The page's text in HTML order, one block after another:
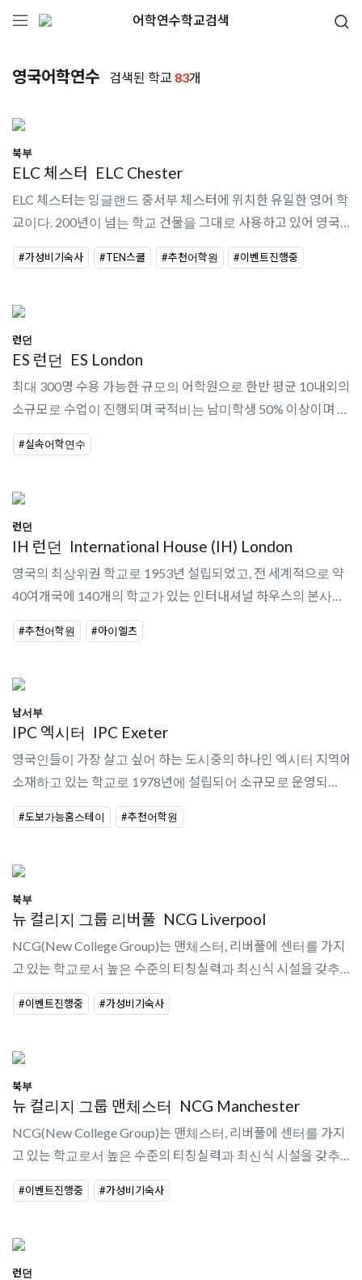
어학연수학교검색
영국어학연수 검색된 학교 83개
북부
ELC 체스터 ELC Chester
ELC 체스터는 잉글랜드 중서부 체스터에 위치한 유일한 영어 학
교이다. 200년이 넘는 학교 건물을 그대로 사용하고 있어 영국의
역사를 몸으로 느낄 수 있다. 1976년 학교가 설립되어 현재까지
영어 교육에 전념 해 ..
#가성비기숙사 #TEN스쿨 #추천어학원 #이벤트진행중
런던
ES 런던 ES London
최대 300명 수용 가능한 규모의 어학원으로 한반 평균 10내외의
소규모로 수업이 진행되며 국적비는 남미학생 50% 이상이며 아
시안 비율이 적은 특징이 있다.
#실속어학연수
런던
IH 런던 International House (IH) London
영국의 최상위권 학교로 1953년 설립되었고, 전 세계적으로 약
40여개국에 140개의 학교가 있는 인터내셔널 하우스의 본사격
이다. ′커팅 엣지′, ′헤드웨이′등 유명한 영어 교재를 쓴 교사들도
다수 포진해있어 ..
#추천어학원 #아이엘츠
남서부
IPC 엑시터 IPC Exeter
영국인들이 가장 살고 싶어 하는 도시중의 하나인 엑시터 지역에
소재하고 있는 학교로 1978년에 설립되어 소규모로 운영되고 있
는 학교이나, 영국문화원의 인증을 받았고, English UK의 멤버이
다.소규모 어학원가족..
#도보가능홈스테이 #추천어학원
북부
뉴 컬리지 그룹 리버풀 NCG Liverpool
NCG(New College Group)는 맨체스터, 리버풀에 센터를 가지
고 있는 학교로서 높은 수준의 티칭실력과 최신식 시설을 갖추고
있다. 다양한 방과 후 소셜 프로그램이 제공되고 있어 활기찬 분
위기를 느낄 수 있는 어학..
#이벤트진행중 #가성비기숙사
북부
뉴 컬리지 그룹 맨체스터 NCG Manchester
NCG(New College Group)는 맨체스터, 리버풀에 센터를 가지
고 있는 학교로서 높은 수준의 티칭실력과 최신식 시설을 갖추고
있다. 다양한 방과 후 소셜 프로그램이 제공되고 있어 활기찬 분
위기를 느낄 수 있는 어학..
#이벤트진행중 #가성비기숙사
런던